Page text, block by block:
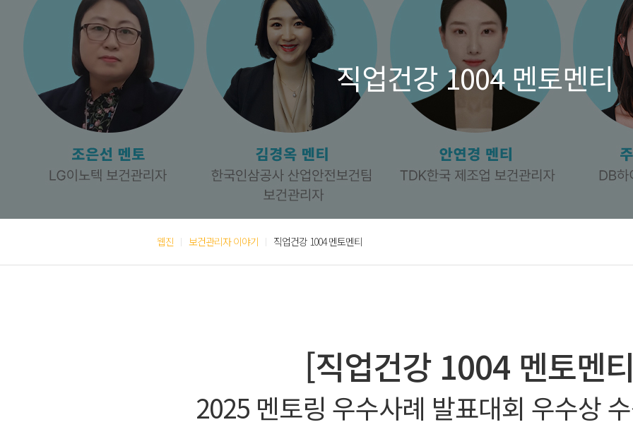
마음쉼터
직업건강 포커스
사
직업건강 1004 멘토멘티
웹진 보건관리자 이야기 직업건강 1004 멘토멘티
[직업건강 1004 멘토멘
2025 멘토링 우수사례 발표대회 우수상